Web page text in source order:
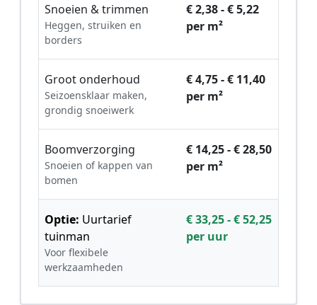
Snoeien & trimmen
Heggen, struiken en
borders
€ 2,38 - € 5,22
per m²
Groot onderhoud
Seizoensklaar maken,
grondig snoeiwerk
€ 4,75 - € 11,40
per m²
Boomverzorging
Snoeien of kappen van
bomen
€ 14,25 - € 28,50
per m²
Optie: Uurtarief
tuinman
Voor flexibele
werkzaamheden
€ 33,25 - € 52,25
per uur